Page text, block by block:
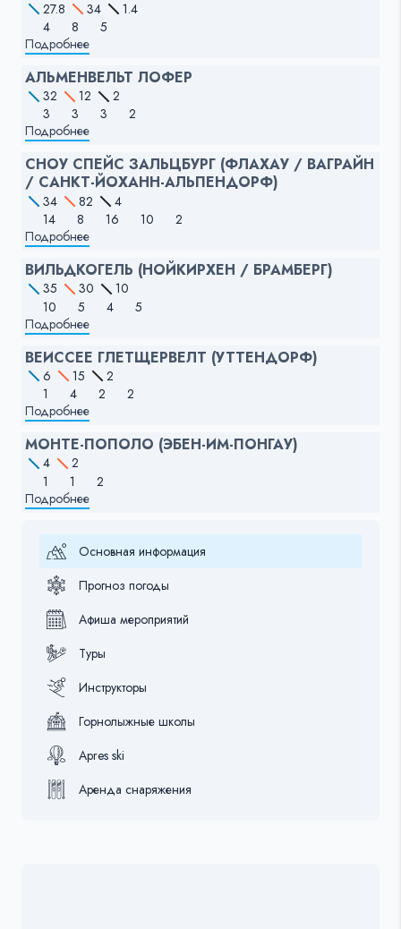
27.8 34
1.4
4
8
5
Подробнее
АЛЬМЕНВЕЛЬТ ЛОФЕР
32 12
2
3
3 3
2
Подробнее
СНОУ СПЕЙС ЗАЛЬЦБУРГ (ФЛАХАУ / ВАГРАЙН
/ САНКТ-ЙОХАНН-АЛЬПЕНДОРФ)
34 82
4
14
8 16 10
2
Подробнее
ВИЛЬДКОГЕЛЬ (НОЙКИРХЕН / БРАМБЕРГ)
35 30
10
10
5 4
5
Подробнее
ВЕИССЕЕ ГЛЕТЩЕРВЕЛТ (УТТЕНДОРФ)
6 15
2
1
4 2
2
Подробнее
МОНТЕ-ПОПОЛО (ЭБЕН-ИМ-ПОНГАУ)
4
2
1
1
2
Подробнее
Основная информация
Прогноз погоды
Афиша мероприятий
Туры
Инструкторы
Горнолыжные школы
Apres ski
Аренда снаряжения